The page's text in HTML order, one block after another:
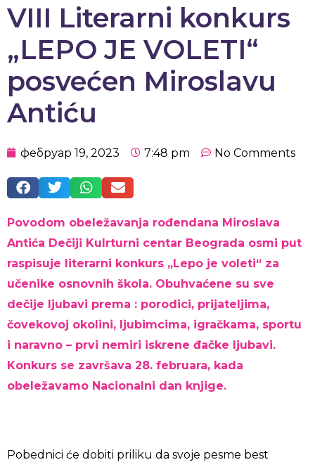
VIII Literarni konkurs
„LEPO JE VOLETI“
posvećen Miroslavu
Antiću
фебруар 19, 2023 7:48 pm No Comments
Povodom obeležavanja rođendana Miroslava
Antića Dečiji Kulrturni centar Beograda osmi put
raspisuje literarni konkurs „Lepo je voleti“ za
učenike osnovnih škola. Obuhvaćene su sve
dečije ljubavi prema : porodici, prijateljima,
čovekovoj okolini, ljubimcima, igračkama, sportu
i naravno – prvi nemiri iskrene đačke ljubavi.
Konkurs se završava 28. februara, kada
obeležavamo Nacionalni dan knjige.
Pobednici će dobiti priliku da svoje pesme best